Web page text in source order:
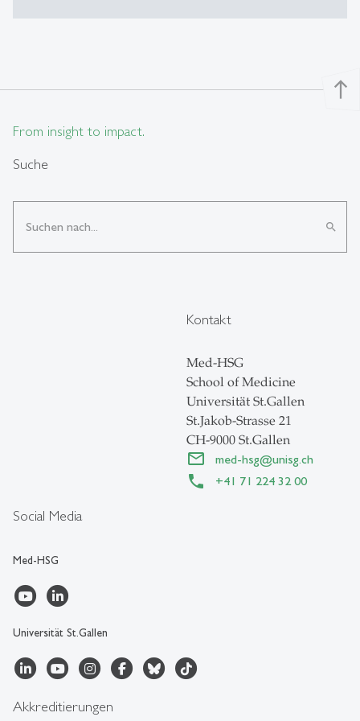
north
From insight to impact.
Suche
search
Social Media
Med-HSG
Universität St.Gallen
Kontakt
Med-HSG
School of Medicine
Universität St.Gallen
St.Jakob-Strasse 21
CH-9000 St.Gallen
med-hsg@unisg.ch
+41 71 224 32 00
Akkreditierungen